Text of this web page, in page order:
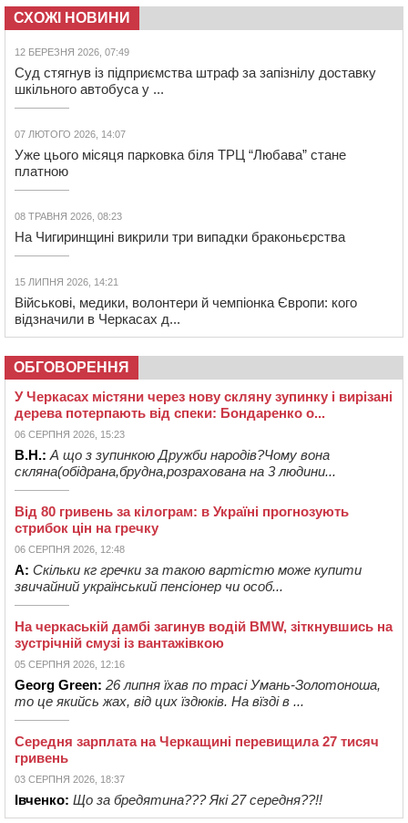
СХОЖІ НОВИНИ
12 БЕРЕЗНЯ 2026, 07:49
Суд стягнув із підприємства штраф за запізнілу доставку
шкільного автобуса у ...
07 ЛЮТОГО 2026, 14:07
Уже цього місяця парковка біля ТРЦ “Любава” стане
платною
08 ТРАВНЯ 2026, 08:23
На Чигиринщині викрили три випадки браконьєрства
15 ЛИПНЯ 2026, 14:21
Військові, медики, волонтери й чемпіонка Європи: кого
відзначили в Черкасах д...
ОБГОВОРЕННЯ
У Черкасах містяни через нову скляну зупинку і вирізані
дерева потерпають від спеки: Бондаренко о...
06 СЕРПНЯ 2026, 15:23
В.Н.: А що з зупинкою Дружби народів?Чому вона
скляна(обідрана,брудна,розрахована на 3 людини...
Від 80 гривень за кілограм: в Україні прогнозують
стрибок цін на гречку
06 СЕРПНЯ 2026, 12:48
А: Скільки кг гречки за такою вартістю може купити
звичайний український пенсіонер чи особ...
На черкаській дамбі загинув водій BMW, зіткнувшись на
зустрічній смузі із вантажівкою
05 СЕРПНЯ 2026, 12:16
Georg Green: 26 липня їхав по трасі Умань-Золотоноша,
то це якийсь жах, від цих їздюків. На вїзді в ...
Середня зарплата на Черкащині перевищила 27 тисяч
гривень
03 СЕРПНЯ 2026, 18:37
Івченко: Що за бредятина??? Які 27 середня??!!